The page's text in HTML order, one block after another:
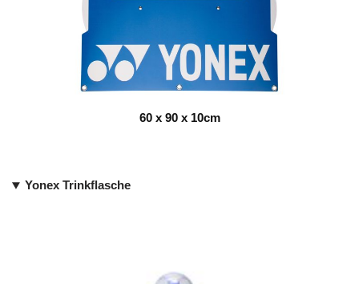
60 x 90 x 10cm
Yonex Trinkflasche